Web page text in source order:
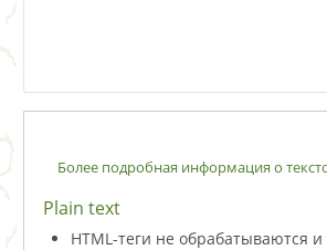
Более подробная информация о
Plain text
HTML-теги не обрабатываются